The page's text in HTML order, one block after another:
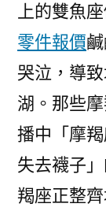
上的雙魚
零件報價
哭泣，導
湖。那些
播中「摩
失去襪子
羯座正整